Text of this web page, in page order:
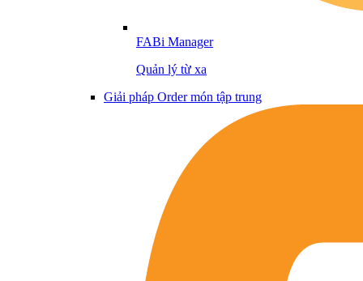
FABi Manager
Quản lý từ xa
Giải pháp Order món tập trung